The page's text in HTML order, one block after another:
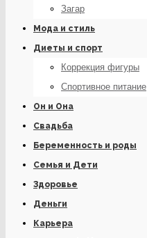
Загар
Мода и стиль
Диеты и спорт
Коррекция фигуры
Спортивное питание
Он и Она
Свадьба
Беременность и роды
Семья и Дети
Здоровье
Деньги
Карьера